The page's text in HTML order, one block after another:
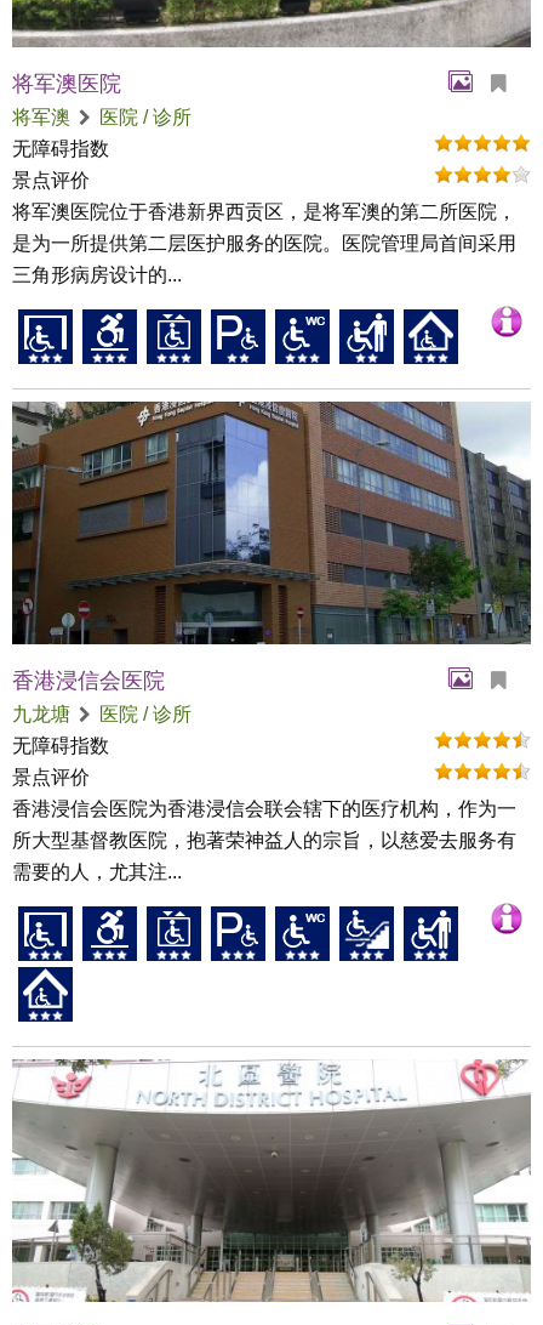
将军澳医院
将军澳
医院 / 诊所
无障碍指数
景点评价
将军澳医院位于香港新界西贡区，是将军澳的第二所医院，
是为一所提供第二层医护服务的医院。医院管理局首间采用
三角形病房设计的...
香港浸信会医院
九龙塘
医院 / 诊所
无障碍指数
景点评价
香港浸信会医院为香港浸信会联会辖下的医疗机构，作为一
所大型基督教医院，抱著荣神益人的宗旨，以慈爱去服务有
需要的人，尤其注...